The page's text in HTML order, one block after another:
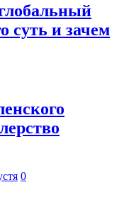
суть и зачем
0